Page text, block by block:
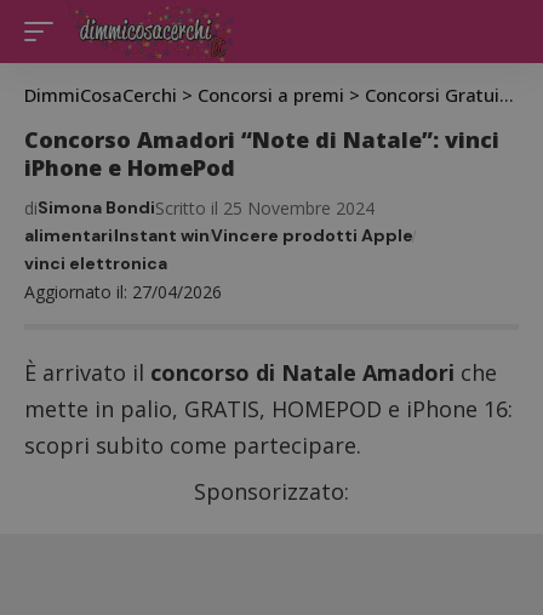
DimmiCosaCerchi > Concorsi a premi > Concorsi Gratuiti >
Concorso Amadori “Note di Natale”: vinci
iPhone e HomePod
Aggiornato il: 27/04/2026
diSimona BondiScritto il 25 Novembre 2024
alimentariInstant winVincere prodotti Apple
vinci elettronica
È arrivato il concorso di Natale Amadori che
mette in palio, GRATIS, HOMEPOD e iPhone 16:
scopri subito come partecipare.
Sponsorizzato: